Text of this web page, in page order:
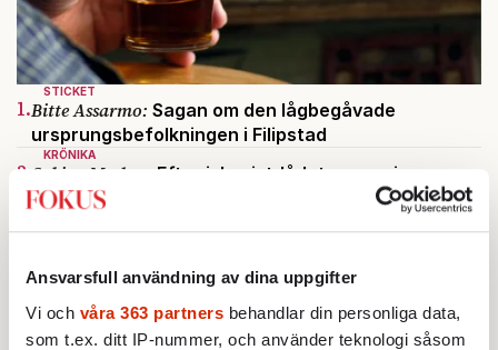
Ansvarsfull användning av dina uppgifter
Vi och våra 363 partners behandlar din personliga data,
som t.ex. ditt IP-nummer, och använder teknologi såsom
STICKET
1.Bitte Assarmo: Sagan om den lågbegåvade
ursprungsbefolkningen i Filipstad
KRÖNIKA
2. Sakine Madon:
Efter islamistdådet oroar sig
vänstern för Agnes Wold
3.Dan Korn:Quisling, quislingar och sten i glashus
4.Därför liknar Putin både tsaren och Stalin
STICKET
5. Johan Romin:Varför ställs aldrig dessa frågor?